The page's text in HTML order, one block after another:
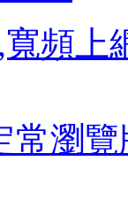
頻上
常瀏